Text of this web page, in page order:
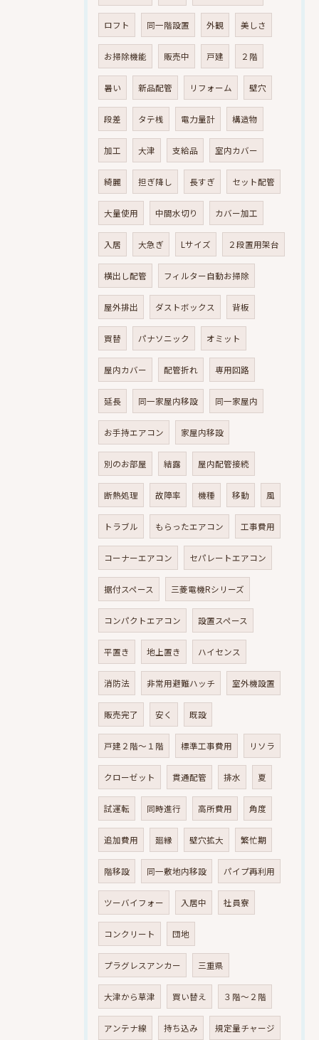
ロフト 同一階設置 外観 美しさ
お掃除機能 販売中 戸建 ２階
暑い 新品配管 リフォーム 壁穴
段差 タテ桟 電力量計 構造物
加工 大津 支給品 室内カバー
綺麗 担ぎ降し 長すぎ セット配管
大量使用 中間水切り カバー加工
入居 大急ぎ Lサイズ ２段置用架台
横出し配管 フィルター自動お掃除
屋外排出 ダストボックス 背板
買替 パナソニック オミット
屋内カバー 配管折れ 専用回路
延長 同一家屋内移設 同一家屋内
お手持エアコン 家屋内移設
別のお部屋 結露 屋内配管接続
断熱処理 故障率 機種 移動 風
トラブル もらったエアコン 工事費用
コーナーエアコン セパレートエアコン
据付スペース 三菱電機Rシリーズ
コンパクトエアコン 設置スペース
平置き 地上置き ハイセンス
消防法 非常用避難ハッチ 室外機設置
販売完了 安く 既設
戸建２階～１階 標準工事費用 リソラ
クローゼット 貫通配管 排水 夏
試運転 同時進行 高所費用 角度
追加費用 廻縁 壁穴拡大 繁忙期
階移設 同一敷地内移設 パイプ再利用
ツーバイフォー 入居中 社員寮
コンクリート 団地
プラグレスアンカー 三重県
大津から草津 買い替え ３階～２階
アンテナ線 持ち込み 規定量チャージ